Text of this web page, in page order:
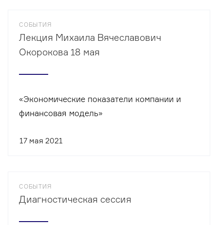
СОБЫТИЯ
Лекция Михаила Вячеславович
Окорокова 18 мая
«Экономические показатели компании и
финансовая модель»
17 мая 2021
СОБЫТИЯ
Диагностическая сессия